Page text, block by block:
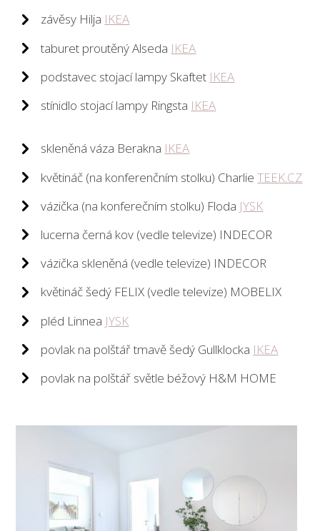
závěsy Hilja IKEA
taburet proutěný Alseda IKEA
podstavec stojací lampy Skaftet IKEA
stínidlo stojací lampy Ringsta IKEA
skleněná váza Berakna IKEA
květináč (na konferenčním stolku) CharlieTEEK.CZ
vázička (na konferečním stolku) Floda JYSK
lucerna černá kov (vedle televize) INDECOR
vázička skleněná (vedle televize) INDECOR
květináč šedý FELIX (vedle televize) MOBELIX
pléd Linnea JYSK
povlak na polštář tmavě šedý Gullklocka IKEA
povlak na polštář světle béžový H&M HOME